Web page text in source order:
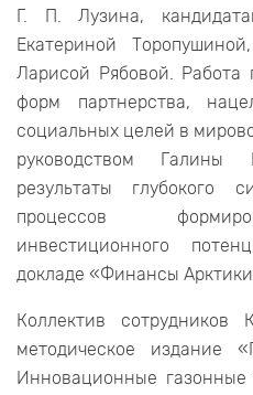
Г. П. Лузина,
Екатериной
Ларисой Рябовой. Работа
форм партнерства,
социальных целей в
руководством Галины
результаты глубокого
процессов
инвестиционного
докладе «Финансы
Коллектив
методическое издание
Инновационные газонные